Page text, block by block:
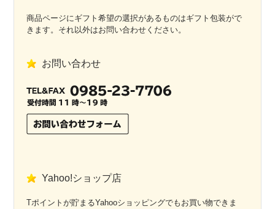
商品ページにギフト希望の選択があるものはギフト包装がで
きます。それ以外はお問い合わせください。
お問い合わせ
Yahoo!ショップ店
Tポイントが貯まるYahooショッピングでもお買い物できま